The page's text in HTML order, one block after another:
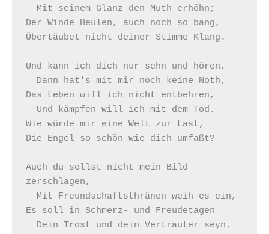
Der Winde Heulen, auch noch so bang,
Übertäubet nicht deiner Stimme Klang.
Und kann ich dich nur sehn und hören,
Das Leben will ich nicht entbehren,
Wie würde mir eine Welt zur Last,
Die Engel so schön wie dich umfaßt?
Auch du sollst nicht mein Bild
zerschlagen,
Es soll in Schmerz- und Freudetagen